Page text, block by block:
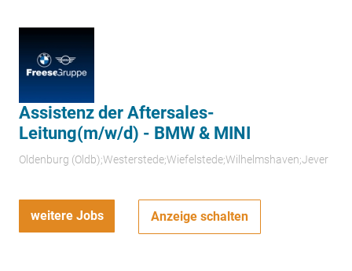
Assistenz der Aftersales-
Leitung(m/w/d) - BMW & MINI
Oldenburg (Oldb);Westerstede;Wiefelstede;Wilhelmshaven;Jever
weitere Jobs Anzeige schalten